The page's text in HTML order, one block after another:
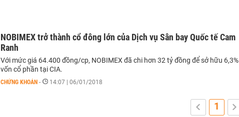
NOBIMEX trở thành cổ đông lớn của Dịch vụ Sân bay Quốc tế Cam
Ranh
Với mức giá 64.400 đồng/cp, NOBIMEX đã chi hơn 32 tỷ đồng để sở hữu 6,3%
vốn cổ phần tại CIA.
CHỨNG KHOÁN - 14:07 | 06/01/2018
1